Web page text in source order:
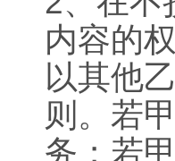
内容的
以其他
则。若
务；若